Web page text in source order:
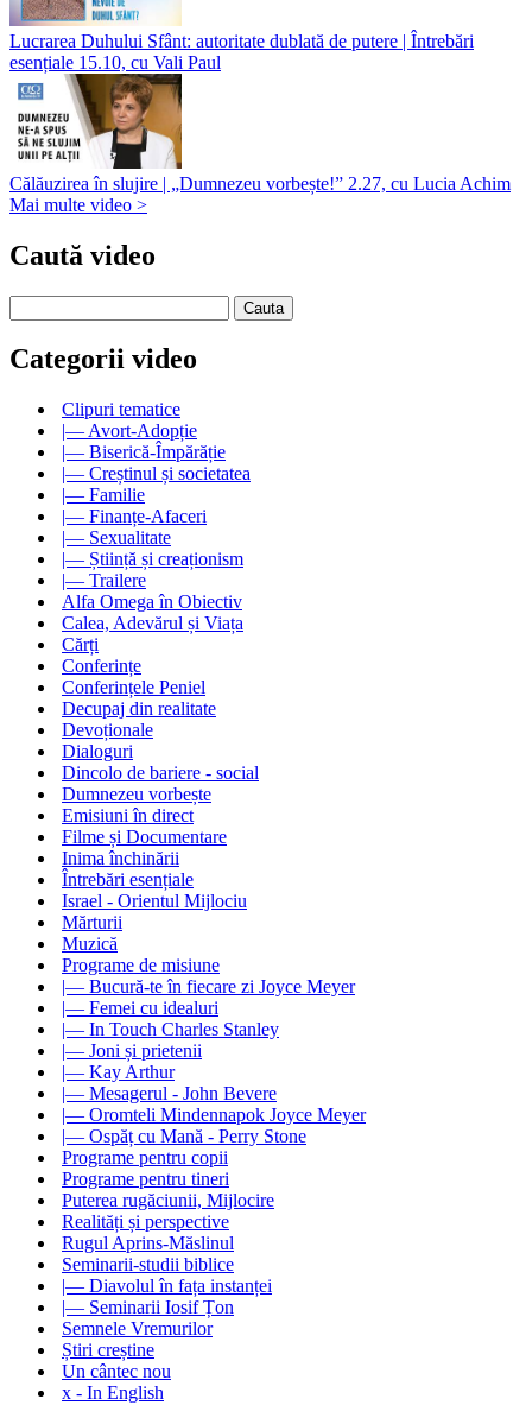
Lucrarea Duhului Sfânt: autoritate dublată de putere | Întrebări
esențiale 15.10, cu Vali Paul
Călăuzirea în slujire | „Dumnezeu vorbește!” 2.27, cu Lucia Achim
Mai multe video >
Caută video
Categorii video
Clipuri tematice
|— Avort-Adopție
|— Biserică-Împărăție
|— Creștinul și societatea
|— Familie
|— Finanțe-Afaceri
|— Sexualitate
|— Știință și creaționism
|— Trailere
Alfa Omega în Obiectiv
Calea, Adevărul și Viața
Cărți
Conferințe
Conferințele Peniel
Decupaj din realitate
Devoționale
Dialoguri
Dincolo de bariere - social
Dumnezeu vorbește
Emisiuni în direct
Filme și Documentare
Inima închinării
Întrebări esențiale
Israel - Orientul Mijlociu
Mărturii
Muzică
Programe de misiune
|— Bucură-te în fiecare zi Joyce Meyer
|— Femei cu idealuri
|— In Touch Charles Stanley
|— Joni și prietenii
|— Kay Arthur
|— Mesagerul - John Bevere
|— Oromteli Mindennapok Joyce Meyer
|— Ospăț cu Mană - Perry Stone
Programe pentru copii
Programe pentru tineri
Puterea rugăciunii, Mijlocire
Realități și perspective
Rugul Aprins-Măslinul
Seminarii-studii biblice
|— Diavolul în fața instanței
|— Seminarii Iosif Țon
Semnele Vremurilor
Știri creștine
Un cântec nou
x - In English